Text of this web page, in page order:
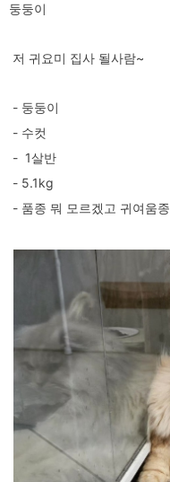
둥둥이
저 귀요미 집사 될사람~
- 둥둥이
- 수컷
- 1살반
- 5.1kg
- 품종 뭐 모르겠고 귀여움종